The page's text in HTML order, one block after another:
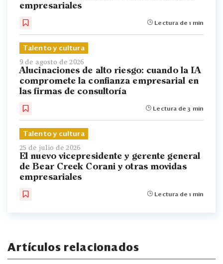
empresariales
Lectura de 1 min
Talento y cultura
9 de agosto de 2026
Alucinaciones de alto riesgo: cuando la IA
compromete la confianza empresarial en
las firmas de consultoría
Lectura de 3 min
Talento y cultura
25 de julio de 2026
El nuevo vicepresidente y gerente general
de Bear Creek Corani y otras movidas
empresariales
Lectura de 1 min
Artículos relacionados